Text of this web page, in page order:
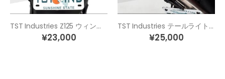
TST Industries Z125 ウィンカー内蔵 LEDテールライト
¥23,000
TST Industries テールライト/フェンダーレス移植キット CBR600RR (07-12)
¥25,000